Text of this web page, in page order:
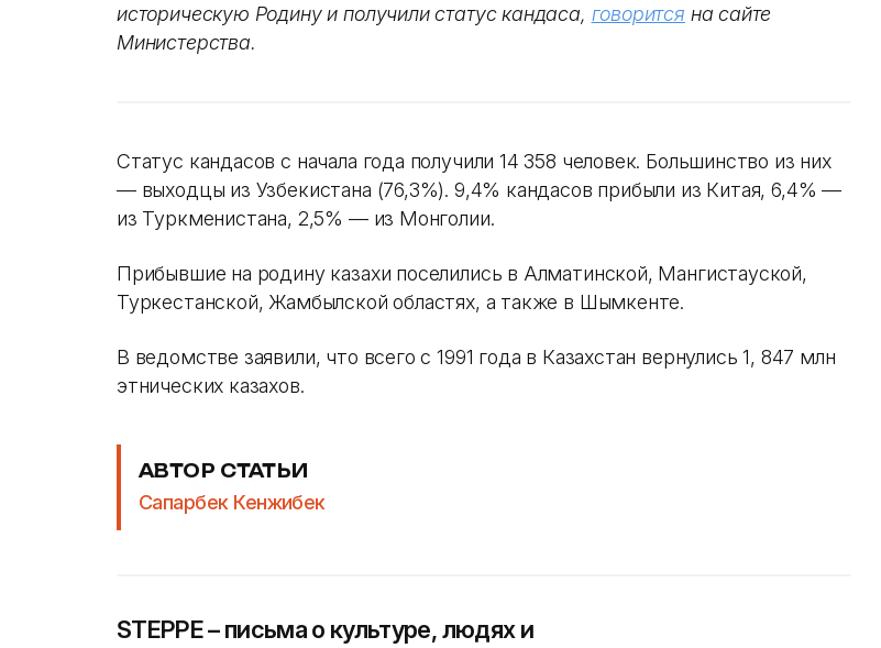
историческую Родину и получили статус кандаса, говорится на сайте
Министерства.
Статус кандасов с начала года получили 14 358 человек. Большинство из них
— выходцы из Узбекистана (76,3%). 9,4% кандасов прибыли из Китая, 6,4% —
из Туркменистана, 2,5% — из Монголии.
Прибывшие на родину казахи поселились в Алматинской, Мангистауской,
Туркестанской, Жамбылской областях, а также в Шымкенте.
В ведомстве заявили, что всего с 1991 года в Казахстан вернулись 1, 847 млн
этнических казахов.
АВТОР СТАТЬИ
Сапарбек Кенжибек
STEPPE – письма о культуре, людях и